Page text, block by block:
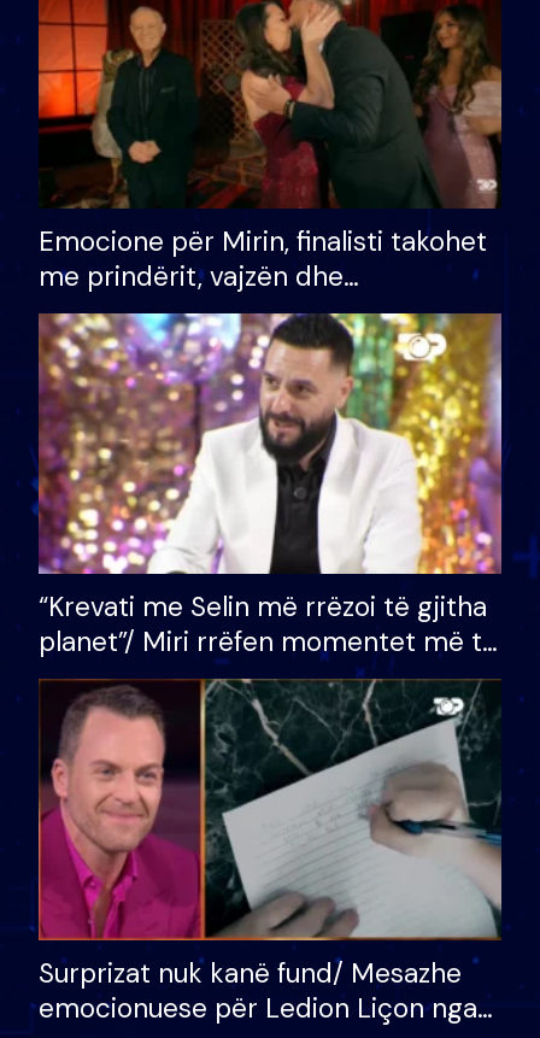
Emocione për Mirin, finalisti takohet
me prindërit, vajzën dhe
bashkëshorten: S’kemi ndonjë letër
divorci apo jo?
“Krevati me Selin më rrëzoi të gjitha
planet”/ Miri rrëfen momentet më të
bukura në shtëpinë e BB VIP: Do më
mungojë zilja e mëngjesit kur…
Surprizat nuk kanë fund/ Mesazhe
emocionuese për Ledion Liçon nga